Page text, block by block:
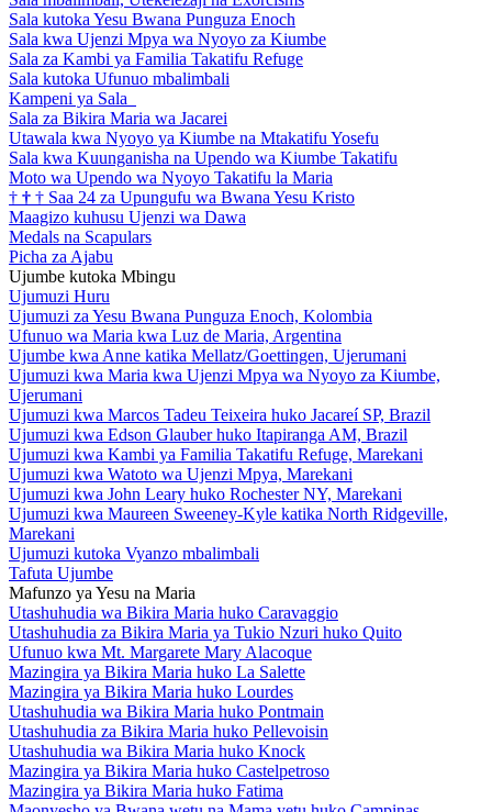
Sala kutoka Yesu Bwana Punguza Enoch
Sala kwa Ujenzi Mpya wa Nyoyo za Kiumbe
Sala za Kambi ya Familia Takatifu Refuge
Sala kutoka Ufunuo mbalimbali
Kampeni ya Sala
Sala za Bikira Maria wa Jacarei
Utawala kwa Nyoyo ya Kiumbe na Mtakatifu Yosefu
Sala kwa Kuunganisha na Upendo wa Kiumbe Takatifu
Moto wa Upendo wa Nyoyo Takatifu la Maria
† † † Saa 24 za Upungufu wa Bwana Yesu Kristo
Maagizo kuhusu Ujenzi wa Dawa
Medals na Scapulars
Picha za Ajabu
Ujumbe kutoka Mbingu
Ujumuzi Huru
Ujumuzi za Yesu Bwana Punguza Enoch, Kolombia
Ufunuo wa Maria kwa Luz de Maria, Argentina
Ujumbe kwa Anne katika Mellatz/Goettingen, Ujerumani
Ujumuzi kwa Maria kwa Ujenzi Mpya wa Nyoyo za Kiumbe,
Ujerumani
Ujumuzi kwa Marcos Tadeu Teixeira huko Jacareí SP, Brazil
Ujumuzi kwa Edson Glauber huko Itapiranga AM, Brazil
Ujumuzi kwa Kambi ya Familia Takatifu Refuge, Marekani
Ujumuzi kwa Watoto wa Ujenzi Mpya, Marekani
Ujumuzi kwa John Leary huko Rochester NY, Marekani
Ujumuzi kwa Maureen Sweeney-Kyle katika North Ridgeville,
Marekani
Ujumuzi kutoka Vyanzo mbalimbali
Tafuta Ujumbe
Mafunzo ya Yesu na Maria
Utashuhudia wa Bikira Maria huko Caravaggio
Utashuhudia za Bikira Maria ya Tukio Nzuri huko Quito
Ufunuo kwa Mt. Margarete Mary Alacoque
Mazingira ya Bikira Maria huko La Salette
Mazingira ya Bikira Maria huko Lourdes
Utashuhudia wa Bikira Maria huko Pontmain
Utashuhudia za Bikira Maria huko Pellevoisin
Utashuhudia wa Bikira Maria huko Knock
Mazingira ya Bikira Maria huko Castelpetroso
Mazingira ya Bikira Maria huko Fatima